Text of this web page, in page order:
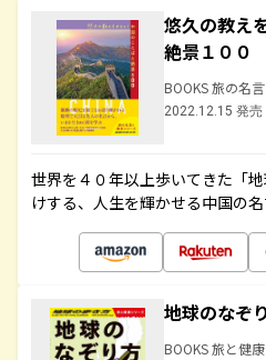
悠久の教え
絶景１００
BOOKS 旅の名
2022.12.15 発売
世界を４０年以上歩いてきた「
けする、人生を輝かせる中国の
地球のな
BOOKS 旅と健康